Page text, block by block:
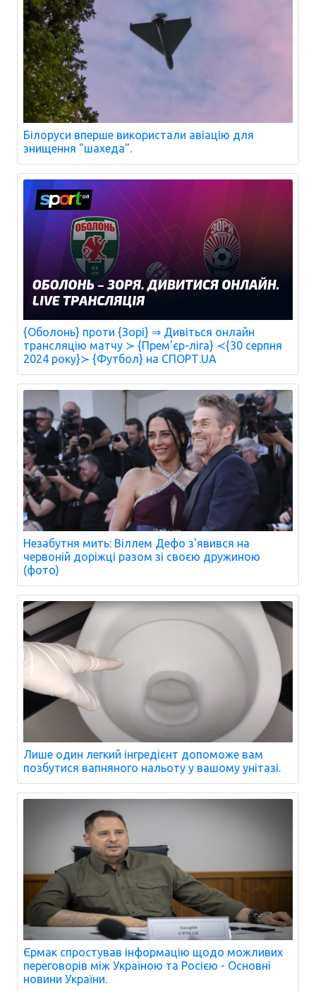
Білоруси вперше використали авіацію для
знищення "шахеда".
{Оболонь} проти {Зорі} ⇒ Дивіться онлайн
трансляцію матчу ≻ {Прем'єр-ліга} ≺{30 серпня
2024 року}≻ {Футбол} на СПОРТ.UA
Незабутня мить: Віллем Дефо з'явився на
червоній доріжці разом зі своєю дружиною
(фото)
Лише один легкий інгредієнт допоможе вам
позбутися вапняного нальоту у вашому унітазі.
Єрмак спростував інформацію щодо можливих
переговорів між Україною та Росією - Основні
новини України.